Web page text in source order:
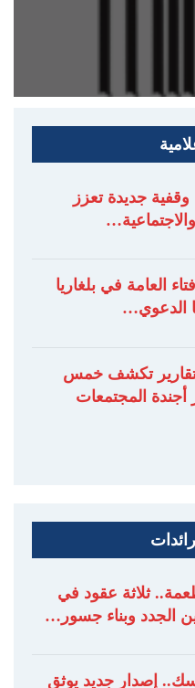
وقفية جديدة تعزز
والاجتماعية…
العامة في بلغاريا
الدعوي…
تكشف خمس
أجندة المجتمعات
ثلاثة عقود في
الجدد وبناء جسور…
إصدار جديد يوثق